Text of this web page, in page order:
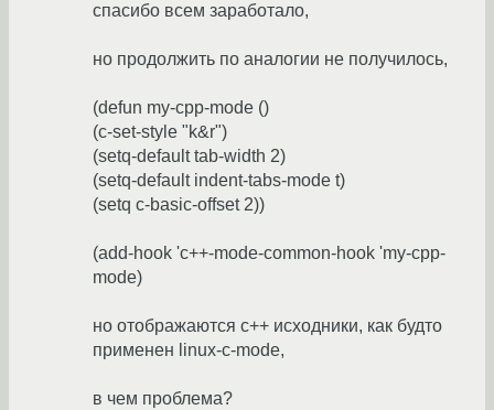
спасибо всем заработало,
но продолжить по аналогии не получилось,
(defun my-cpp-mode ()
(c-set-style "k&r")
(setq-default tab-width 2)
(setq-default indent-tabs-mode t)
(setq c-basic-offset 2))
(add-hook 'c++-mode-common-hook 'my-cpp-
mode)
но отображаются c++ исходники, как будто
применен linux-c-mode,
в чем проблема?